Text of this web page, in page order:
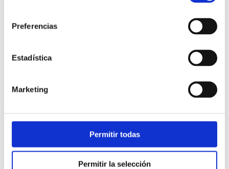
Preferencias
Estadística
Marketing
Permitir todas
Permitir la selección
carta, introducción en el navegador, creación de una
fondeo.
de la hora estimada de llegada (ETA).
Reconocimiento de la costa. Situación por dos